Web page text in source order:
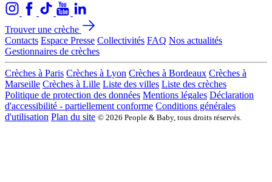
Trouver une crèche
Contacts Espace Presse Collectivités FAQ Nos actualités
Gestionnaires de crèches
Crèches à Paris Crèches à Lyon Crèches à Bordeaux Crèches à
Marseille Crèches à Lille Liste des villes Liste des crèches
Politique de protection des données Mentions légales Déclaration
d'accessibilité - partiellement conforme Conditions générales
d'utilisation Plan du site © 2026 People & Baby, tous droits réservés.